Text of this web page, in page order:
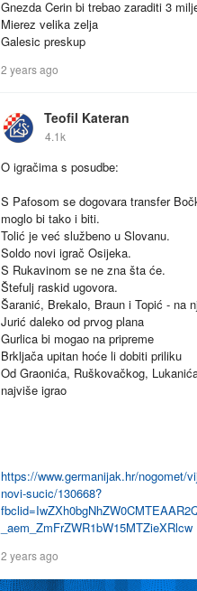
Gnezda Cerin bi trebao zaraditi 3
Mierez velika zelja
Galesic preskup
2 years ago
Teofil Kateran
4.1k
O igračima s posudbe:
S Pafosom se dogovara transfer
moglo bi tako i biti.
Tolić je već službeno u Slovanu.
Soldo novi igrač Osijeka.
S Rukavinom se ne zna šta će.
Štefulj raskid ugovora.
Šaranić, Brekalo, Braun i Topić - na
Jurić daleko od prvog plana
Gurlica bi mogao na pripreme
Brkljača upitan hoće li dobiti priliku
Od Graonića, Ruškovačkog,
najviše igrao
https://www.germanijak.hr/nogomet/
novi-sucic/130668?
_aem_ZmFrZWR1bW15MTZieXRlcw
2 years ago